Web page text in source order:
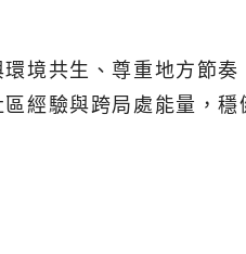
境共生、尊重地方節
經驗與跨局處能量，